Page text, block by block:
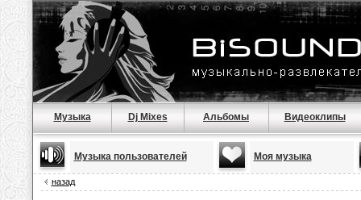
Музыка Dj Mixes Альбомы Видеоклипы
Музыка пользователей Моя музыка
назад